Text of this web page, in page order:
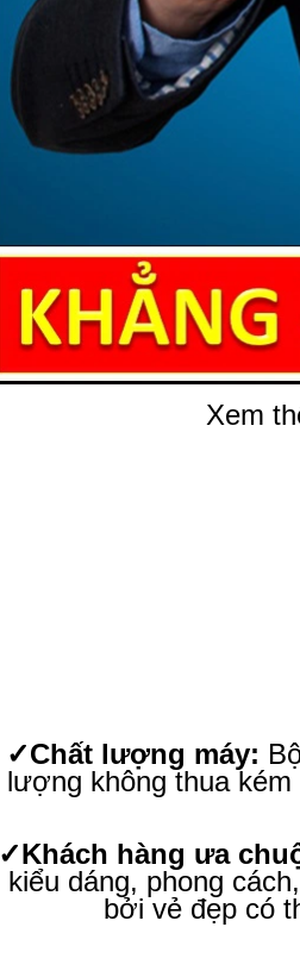
Xem
✓Chất lượng máy:
lượng không thua
✓Khách hàng ưa
kiểu dáng, phong
bởi vẻ đẹp có